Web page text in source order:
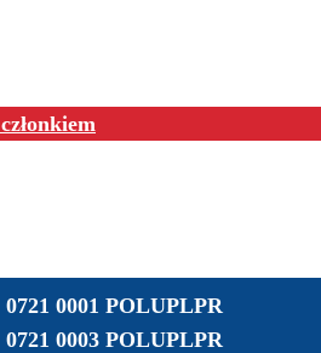
0001 POLUPLPR
0721 0003 POLUPLPR